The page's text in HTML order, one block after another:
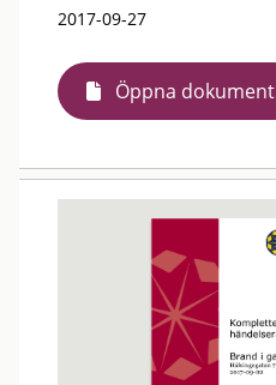
2017-09-27
Öppna dokument